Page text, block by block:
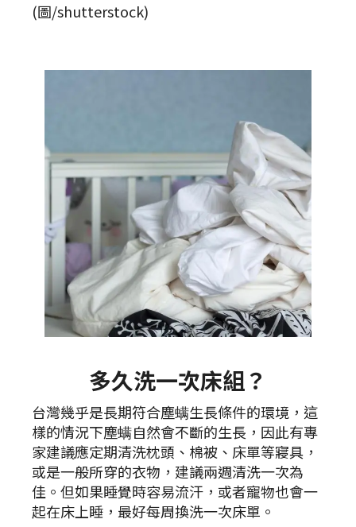
(圖/shutterstock)
多久洗一次床組？
台灣幾乎是長期符合塵螨生長條件的環境，這
樣的情況下塵螨自然會不斷的生長，因此有專
家建議應定期清洗枕頭、棉被、床單等寢具，
或是一般所穿的衣物，建議兩週清洗一次為
佳。但如果睡覺時容易流汗，或者寵物也會一
起在床上睡，最好每周換洗一次床單。